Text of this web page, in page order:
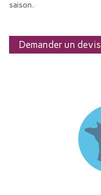
saison.
Demander un devis